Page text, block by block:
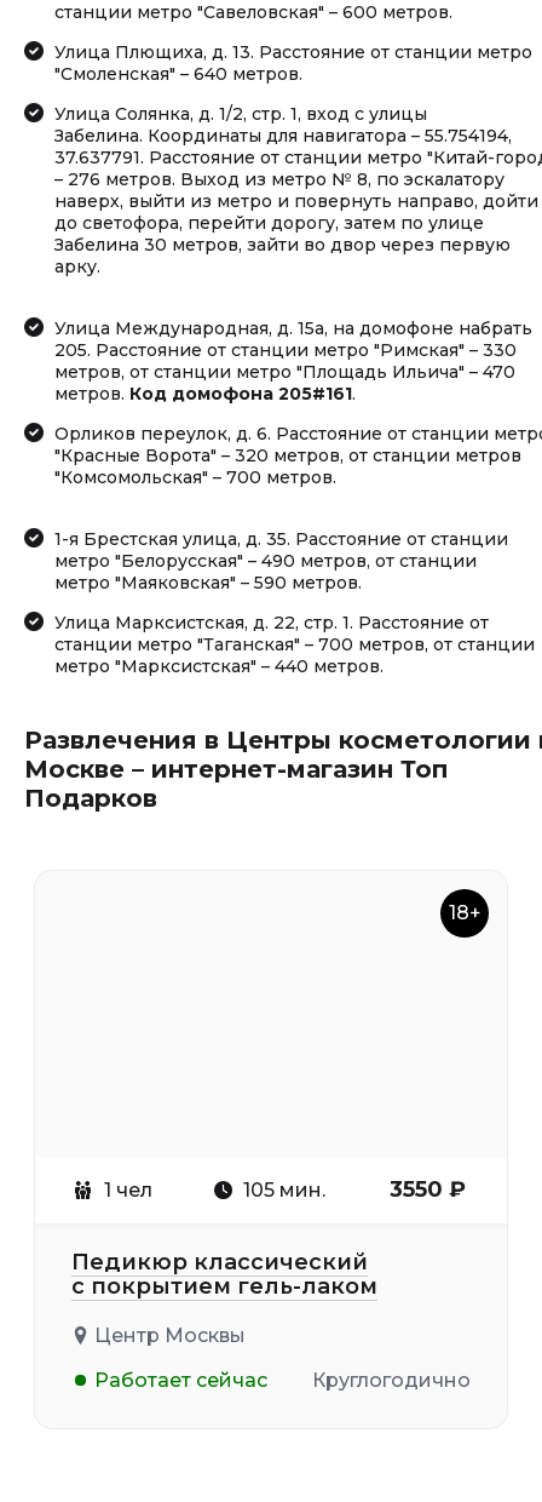
станции метро "Савеловская" – 600 метров.
Улица Плющиха, д. 13. Расстояние от станции метро
"Смоленская" – 640 метров.
Улица Солянка, д. 1/2, стр. 1, вход с улицы
Забелина. Координаты для навигатора – 55.754194,
37.637791. Расстояние от станции метро "Китай-
– 276 метров. Выход из метро № 8, по эскалатору
наверх, выйти из метро и повернуть направо, дойти
до светофора, перейти дорогу, затем по улице
Забелина 30 метров, зайти во двор через первую
арку.
Улица Международная, д. 15а, на домофоне набрать
205. Расстояние от станции метро "Римская" – 330
метров, от станции метро "Площадь Ильича" – 470
метров. Код домофона 205#161.
Орликов переулок, д. 6. Расстояние от станции
"Красные Ворота" – 320 метров, от станции метров
"Комсомольская" – 700 метров.
1-я Брестская улица, д. 35. Расстояние от станции
метро "Белорусская" – 490 метров, от станции
метро "Маяковская" – 590 метров.
Улица Марксистская, д. 22, стр. 1. Расстояние от
станции метро "Таганская" – 700 метров, от станции
метро "Марксистская" – 440 метров.
Развлечения в Центры косметологии
Москве – интернет-магазин Топ
Подарков
18+
1 чел 105 мин. 3550 ₽
Педикюр классический
с покрытием гель-лаком
Центр Москвы
Работает сейчас
Круглогодично